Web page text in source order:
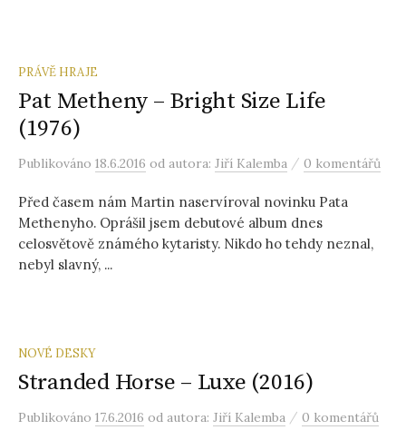
PRÁVĚ HRAJE
Pat Metheny – Bright Size Life
(1976)
Publikováno 18.6.2016 od autora: Jiří Kalemba / 0 komentářů
Před časem nám Martin naservíroval novinku Pata
Methenyho. Oprášil jsem debutové album dnes
celosvětově známého kytaristy. Nikdo ho tehdy neznal,
nebyl slavný, ...
NOVÉ DESKY
Stranded Horse – Luxe (2016)
Publikováno 17.6.2016 od autora: Jiří Kalemba / 0 komentářů